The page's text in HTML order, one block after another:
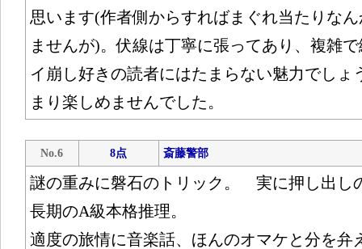
思います(作者側からすればまぐれ当たりな
ませんが)。伏線は丁寧に張ってあり、複雑
イ崩し好きの読者にはたまらない魅力でしょ
まり楽しめませんでした。
No.6 8点 斎藤警部
謎の重みに磐石のトリック。 実に押し出し
長期のA級本格推理。
適度の旅情に音楽話、ほんのオマケと分を弁